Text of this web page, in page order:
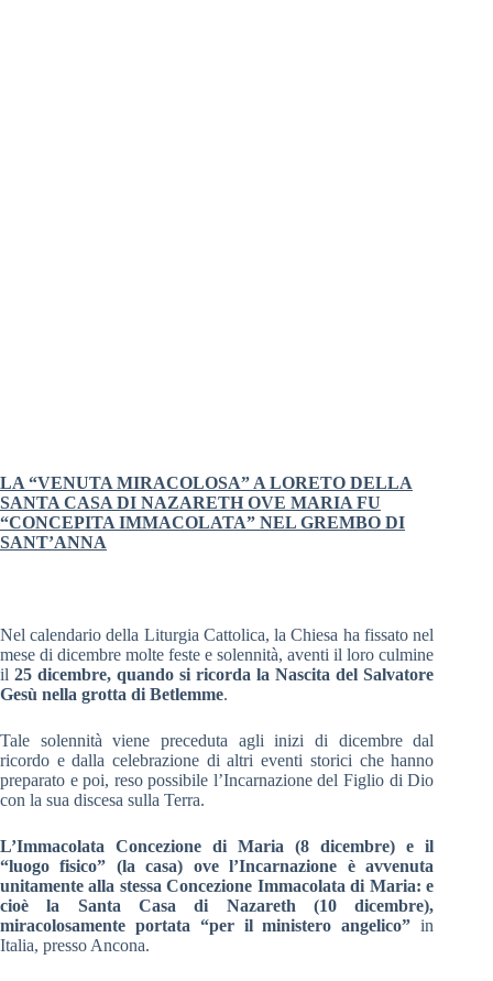
LA “VENUTA MIRACOLOSA” A LORETO DELLA
SANTA CASA DI NAZARETH OVE MARIA FU
“CONCEPITA IMMACOLATA” NEL GREMBO DI
SANT’ANNA
Nel calendario della Liturgia Cattolica, la Chiesa ha fissato nel
mese di dicembre molte feste e solennità, aventi il loro culmine
il25 dicembre, quando si ricorda la Nascita del Salvatore
Gesù nella grotta di Betlemme.
Tale solennità viene preceduta agli inizi di dicembre dal
ricordo e dalla celebrazione di altri eventi storici che hanno
preparato e poi, reso possibile l’Incarnazione del Figlio di Dio
con la sua discesa sulla Terra.
L’Immacolata Concezione di Maria (8 dicembre) e il
“luogo fisico” (la casa) ove l’Incarnazione è avvenuta
unitamente alla stessa Concezione Immacolata di Maria: e
cioè la Santa Casa di Nazareth (10 dicembre),
miracolosamente portata “per il ministero angelico” in
Italia, presso Ancona.